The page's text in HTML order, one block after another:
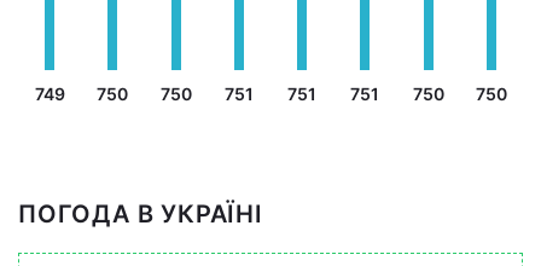
749 750 750 751 751 751 750 750
ПОГОДА В УКРАЇНІ